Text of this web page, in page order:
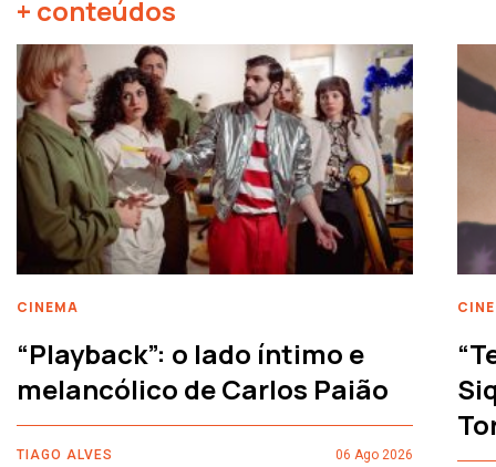
+ conteúdos
CINEMA
“Playback”: o lado íntimo e
melancólico de Carlos Paião
TIAGO ALVES 06 Ago 2026